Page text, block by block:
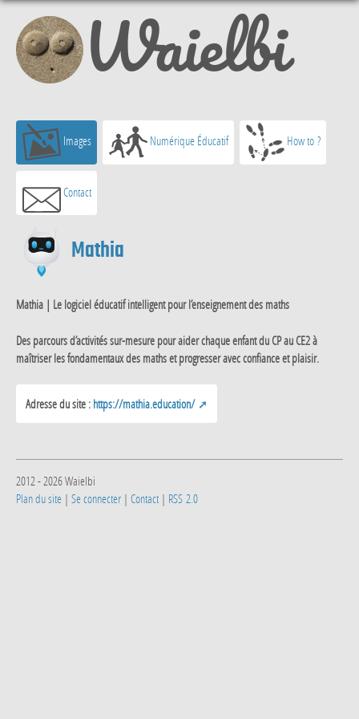
Waielbi
Images Numérique Éducatif How to ?
Contact
Mathia
Mathia | Le logiciel éducatif intelligent pour l’enseignement des maths
Des parcours d’activités sur-mesure pour aider chaque enfant du CP au CE2 à
maîtriser les fondamentaux des maths et progresser avec confiance et plaisir.
Adresse du site : https://mathia.education/
2012 - 2026 Waielbi
Plan du site | Se connecter | Contact | RSS 2.0